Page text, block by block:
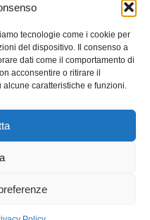
tecnologie come i cookie per
del dispositivo. Il consenso a
dati come il comportamento di
acconsentire o ritirare il
caratteristiche e funzioni.